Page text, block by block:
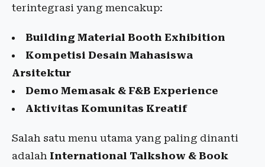
terintegrasi yang mencakup:
Building Material Booth Exhibition
Kompetisi Desain Mahasiswa
Arsitektur
Demo Memasak & F&B Experience
Aktivitas Komunitas Kreatif
Salah satu menu utama yang paling dinanti
adalah International Talkshow & Book